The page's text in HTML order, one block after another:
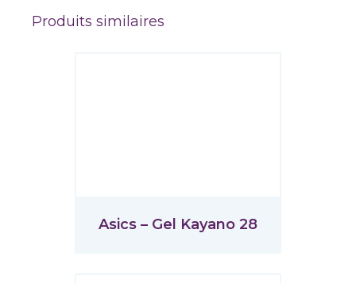
Produits similaires
Asics – Gel Kayano 28